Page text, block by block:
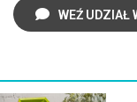
WEŹ UDZIAŁ